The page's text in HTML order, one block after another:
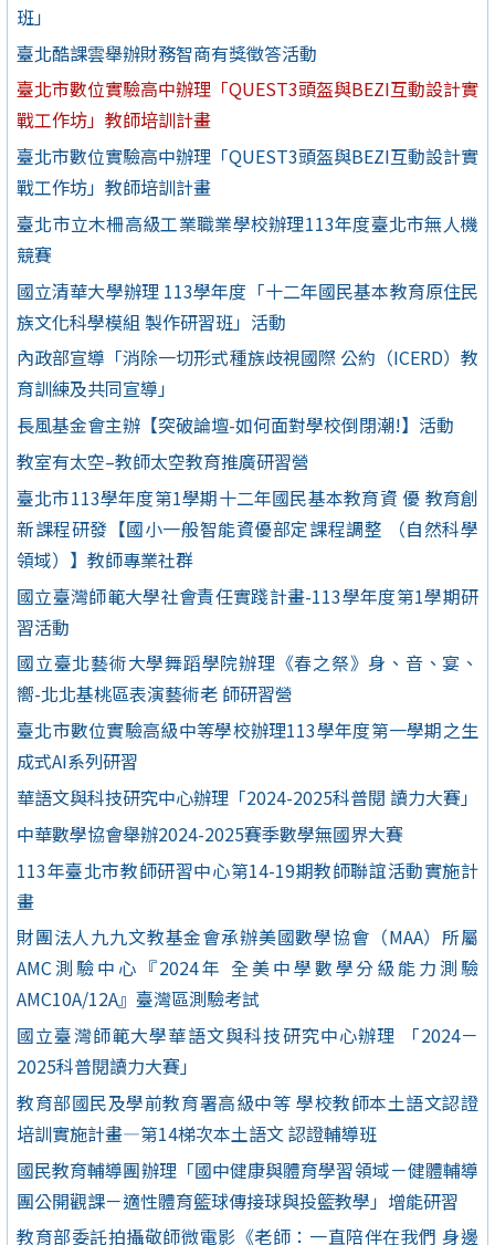
班」
臺北酷課雲舉辦財務智商有獎徵答活動
臺北市數位實驗高中辦理「QUEST3頭盔與BEZI互動設計實
戰工作坊」教師培訓計畫
臺北市數位實驗高中辦理「QUEST3頭盔與BEZI互動設計實
戰工作坊」教師培訓計畫
臺北市立木柵高級工業職業學校辦理113年度臺北市無人機
競賽
國立清華大學辦理 113學年度「十二年國民基本教育原住民
族文化科學模組 製作研習班」活動
內政部宣導「消除一切形式種族歧視國際 公約（ICERD）教
育訓練及共同宣導」
長風基金會主辦【突破論壇-如何面對學校倒閉潮!】活動
教室有太空–教師太空教育推廣研習營
臺北市113學年度第1學期十二年國民基本教育資 優 教育創
新課程研發【國小一般智能資優部定課程調整 （自然科學
領域）】教師專業社群
國立臺灣師範大學社會責任實踐計畫-113學年度第1學期研
習活動
國立臺北藝術大學舞蹈學院辦理《春之祭》身、音、宴、
嚮-北北基桃區表演藝術老 師研習營
臺北市數位實驗高級中等學校辦理113學年度第一學期之生
成式AI系列研習
華語文與科技研究中心辦理「2024-2025科普閱 讀力大賽」
中華數學協會舉辦2024-2025賽季數學無國界大賽
113年臺北市教師研習中心第14-19期教師聯誼活動實施計
畫
財團法人九九文教基金會承辦美國數學協會（MAA）所屬
AMC測驗中心『2024年 全美中學數學分級能力測驗
AMC10A/12A』臺灣區測驗考試
國立臺灣師範大學華語文與科技研究中心辦理 「2024－
2025科普閱讀力大賽」
教育部國民及學前教育署高級中等 學校教師本土語文認證
培訓實施計畫—第14梯次本土語文 認證輔導班
國民教育輔導團辦理「國中健康與體育學習領域－健體輔導
團公開觀課－適性體育籃球傳接球與投籃教學」增能研習
教育部委託拍攝敬師微電影《老師：一直陪伴在我們 身邊